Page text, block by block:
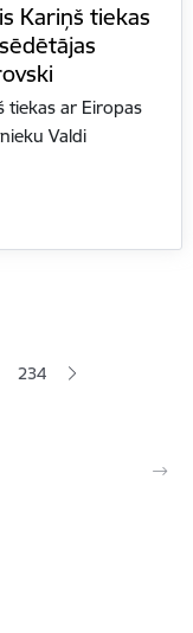
Kariņš tiekas
tiekas ar Eiropas
Valdi
234